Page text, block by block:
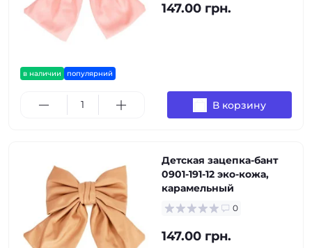
в наличии популярний
147.00 грн.
В корзину
Детская зацепка-бант
0901-191-12 эко-кожа,
карамельный
0
147.00 грн.